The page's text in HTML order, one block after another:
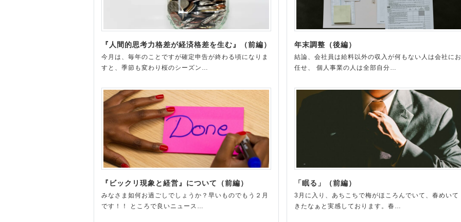
『人間的思考力格差が経済格差を生む』（前編）
今月は、毎年のことですが確定申告が終わる頃になりま
すと、季節も変わり桜のシーズン…
『ビックリ現象と経営』について（前編）
みなさま如何お過ごしでしょうか？早いものでもう２月
です！！ ところで良いニュース…
年末調整（後編）
結論、会社員は給料以外の収入が何もない人は会社にお
任せ、 個人事業の人は全部自分…
「眠る」（前編）
3月に入り、あちこちで梅がほころんでいて、春めいて
きたなぁと実感しております。春…